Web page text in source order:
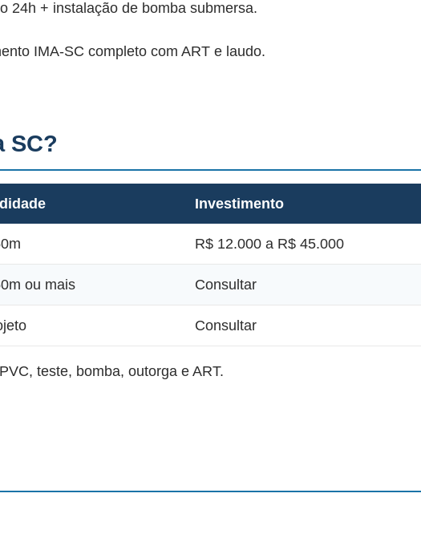
24h + instalação de bomba submersa.
IMA-SC completo com ART e laudo.
SC?
Investimento
R$ 12.000 a R$ 45.000
ou mais Consultar
Consultar
teste, bomba, outorga e ART.